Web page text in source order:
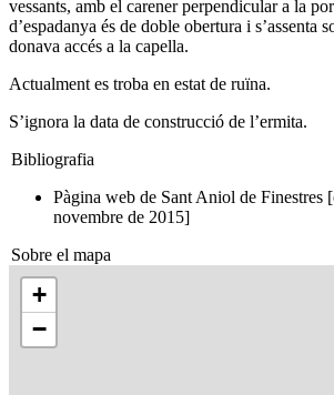
vessants, amb el carener perpendicular a la
d’espadanya és de doble obertura i s’assenta
donava accés a la capella.
Actualment es troba en estat de ruïna.
S’ignora la data de construcció de l’ermita.
Bibliografia
Pàgina web de Sant Aniol de Finestres
novembre de 2015]
Sobre el mapa
+
−